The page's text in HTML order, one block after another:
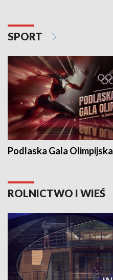
SPORT
Podlaska Gala Olimpijska
ROLNICTWO I WIEŚ